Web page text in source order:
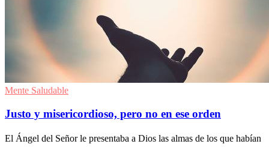
Mente Saludable
Justo y misericordioso, pero no en ese orden
El Ángel del Señor le presentaba a Dios las almas de los que habían